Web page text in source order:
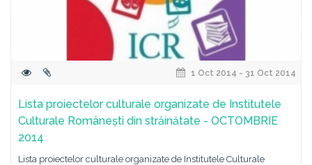
1 Oct 2014 - 31 Oct 2014
Lista proiectelor culturale organizate de Institutele
Culturale Românești din străinătate - OCTOMBRIE
2014
Lista proiectelor culturale organizate de Institutele Culturale